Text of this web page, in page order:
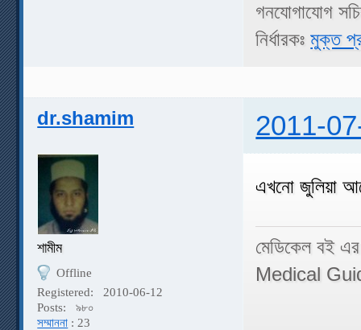
গনযোগাযোগ
নির্ধারকঃমুক্ত
dr.shamim 2011-
শামীম
Offline
Registered:
2010-06-12
Posts:
৯৮০
সম্মাননা : 23
এখনো জুলিয়া
মেডিকেল বই
Medical